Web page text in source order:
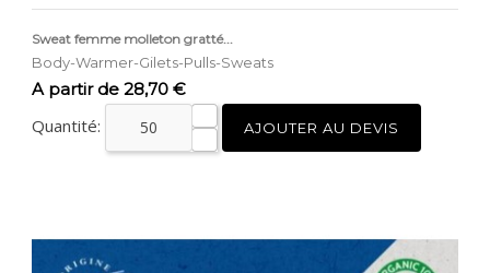
Sweat femme molleton gratté...
Body-Warmer-Gilets-Pulls-Sweats
Prix
A partir de 28,70 €
Quantité: AJOUTER AU DEVIS